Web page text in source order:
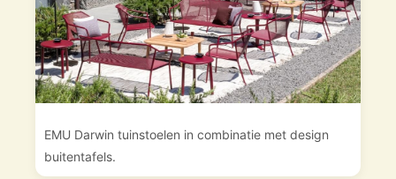
EMU Darwin tuinstoelen in combinatie met design
buitentafels.